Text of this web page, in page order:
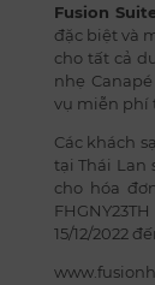
Fusion
đặc biệt và
cho tất cả
nhẹ
vụ miễn phí
Các khách
tại Thái Lan
cho hóa
15/12/2022